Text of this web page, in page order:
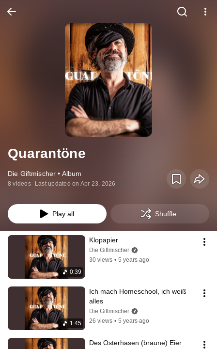
Quarantöne
Die Giftmischer • Album
8 videos Last updated on Apr 23, 2026
Play all Shuffle
0:39
Klopapier
Die Giftmischer
30 views • 5 years ago
1:45
Ich mach Homeschool, ich weiß
alles
Die Giftmischer
26 views • 5 years ago
Des Osterhasen (braune) Eier